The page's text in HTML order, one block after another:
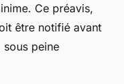
Ce préavis,
être notifié avant
peine